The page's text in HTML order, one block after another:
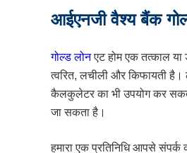
आईएनजी वैश्य बैंक
गोल्ड लोनएट होम एक तत्काल
त्वरित, लचीली और किफायती
कैलकुलेटर का भी उपयोग कर सकते
जा सकता है।
हमारा एक प्रतिनिधि आपसे